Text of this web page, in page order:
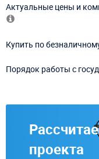
Актуальные цены и
Купить по
Порядок работы с
проекта